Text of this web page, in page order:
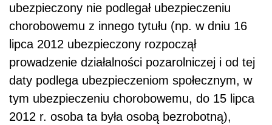
ubezpieczony nie podlegał ubezpieczeniu
chorobowemu z innego tytułu (np. w dniu 16
lipca 2012 ubezpieczony rozpoczął
prowadzenie działalności pozarolniczej i od tej
daty podlega ubezpieczeniom społecznym, w
tym ubezpieczeniu chorobowemu, do 15 lipca
2012 r. osoba ta była osobą bezrobotną),